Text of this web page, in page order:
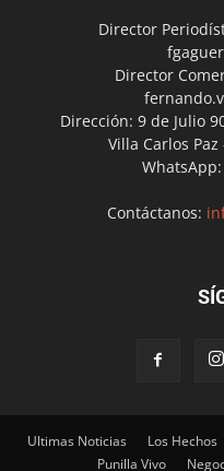
Director
Director
Dirección: 9 de Julio
Villa Carlos
Contáctanos:
Ultimas Noticias Los Hechos
Punilla Vivo